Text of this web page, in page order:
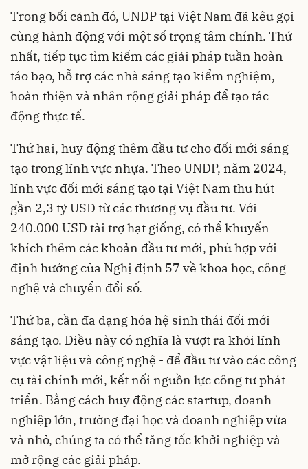
Trong bối cảnh đó, UNDP tại Việt Nam đã kêu gọi
cùng hành động với một số trọng tâm chính. Thứ
nhất, tiếp tục tìm kiếm các giải pháp tuần hoàn
táo bạo, hỗ trợ các nhà sáng tạo kiểm nghiệm,
hoàn thiện và nhân rộng giải pháp để tạo tác
động thực tế.
Thứ hai, huy động thêm đầu tư cho đổi mới sáng
tạo trong lĩnh vực nhựa. Theo UNDP, năm 2024,
lĩnh vực đổi mới sáng tạo tại Việt Nam thu hút
gần 2,3 tỷ USD từ các thương vụ đầu tư. Với
240.000 USD tài trợ hạt giống, có thể khuyến
khích thêm các khoản đầu tư mới, phù hợp với
định hướng của Nghị định 57 về khoa học, công
nghệ và chuyển đổi số.
Thứ ba, cần đa dạng hóa hệ sinh thái đổi mới
sáng tạo. Điều này có nghĩa là vượt ra khỏi lĩnh
vực vật liệu và công nghệ - để đầu tư vào các công
cụ tài chính mới, kết nối nguồn lực công tư phát
triển. Bằng cách huy động các startup, doanh
nghiệp lớn, trường đại học và doanh nghiệp vừa
và nhỏ, chúng ta có thể tăng tốc khởi nghiệp và
mở rộng các giải pháp.